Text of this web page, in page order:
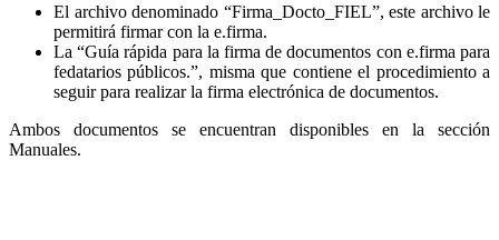
El archivo denominado “Firma_Docto_FIEL”, este archivo le
permitirá firmar con la e.firma.
La “Guía rápida para la firma de documentos con e.firma para
fedatarios públicos.”, misma que contiene el procedimiento a
seguir para realizar la firma electrónica de documentos.
Ambos documentos se encuentran disponibles en la sección
Manuales.